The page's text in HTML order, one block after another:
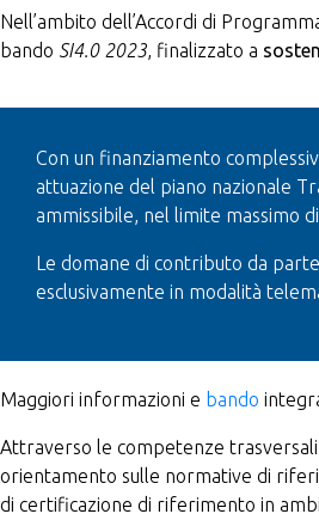
Nell’ambito dell’Accordi di
bando SI4.0 2023, finalizzato a
Con un finanziamento
attuazione del piano nazionale
ammissibile, nel limite massimo
Le domane di contributo da
esclusivamente in modalità
Maggiori informazioni e bando
Attraverso le competenze
orientamento sulle normative di
di certificazione di riferimento in